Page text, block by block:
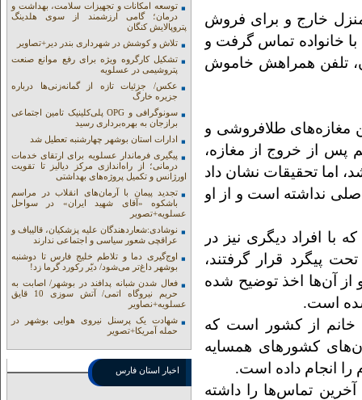
۱۴۰۱، این خانم از منزل خارج و برای فروش
با خانواده تماس گرفت و
تلفن همراهش خاموش
مغازه‌های طلافروشی و
پس از خروج از مغازه،
اما تحقیقات نشان داد
نداشته است و از او
افراد دیگری نیز در
پیگرد قرار گرفتند،
از آن‌ها اخذ توضیح شده
شده است.
از کشور است که
کشورهای همسایه
انجام داده است.
تماس‌ها را داشته
توسعه امکانات و تجهیزات سلامت، بهداشت و
درمان؛ گامی ارزشمند از سوی هلدینگ
پتروپالایش کنگان
تلاش و کوشش در شهرداری بندر دیر+تصاویر
تشکیل کارگروه ویژه برای رفع موانع صنعت
پتروشیمی در عسلویه
عکس/ جزئیات تازه از گمانه‌زنی‌ها درباره
جزیره خارگ
سونوگرافی و OPG پلی‌کلینیک تامین اجتماعی
برازجان به بهره‌برداری رسید
ادارات استان بوشهر چهارشنبه تعطیل شد
پیگیری فرماندار عسلویه برای ارتقای خدمات
درمانی؛ از راه‌اندازی مرکز دیالیز تا تقویت
اورژانس و تکمیل پروژه‌های بهداشتی
تجدید پیمان با آرمان‌های انقلاب در مراسم
باشکوه «آقای شهید ایران» در سواحل
عسلویه+تصویر
نوشادی:شعاردهندگان علیه پزشکیان، قالیباف و
عراقچی شعور سیاسی و اجتماعی ندارند
اوج‌گیری دما و تلاطم خلیج فارس تا دوشنبه
بوشهر داغ‌تر می‌شود/ دیّر رکورد گرما زد!
فعال شدن شبانه پدافند در بوشهر/ اصابت به
حریم نیروگاه اتمی/ آتش سوزی 10 قایق
عسلویه+نصاویر
شهادت یک پرسنل نیروی هوایی بوشهر در
حمله آمریکا+تصویر
اخبار استان فارس